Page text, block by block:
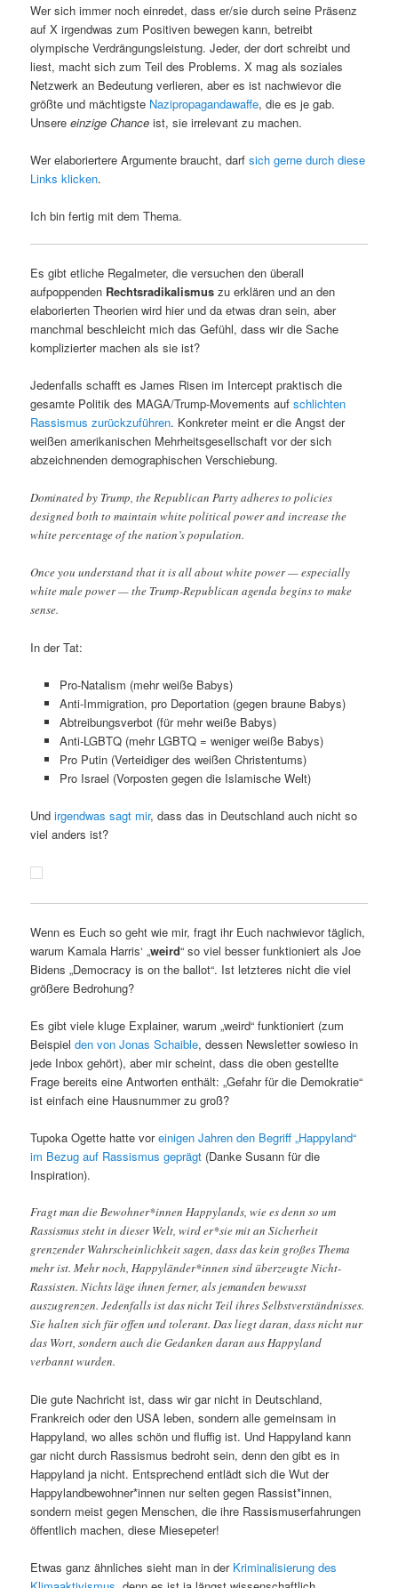
Wer sich immer noch einredet, dass er/sie durch seine Präsenz
auf X irgendwas zum Positiven bewegen kann, betreibt
olympische Verdrängungsleistung. Jeder, der dort schreibt und
liest, macht sich zum Teil des Problems. X mag als soziales
Netzwerk an Bedeutung verlieren, aber es ist nachwievor die
größte und mächtigste Nazipropagandawaffe, die es je gab.
Unsereeinzige Chance ist, sie irrelevant zu machen.
Wer elaboriertere Argumente braucht, darfsich gerne durch diese
Links klicken.
Ich bin fertig mit dem Thema.
Es gibt etliche Regalmeter, die versuchen den überall
aufpoppenden Rechtsradikalismus zu erklären und an den
elaborierten Theorien wird hier und da etwas dran sein, aber
manchmal beschleicht mich das Gefühl, dass wir die Sache
komplizierter machen als sie ist?
Jedenfalls schafft es James Risen im Intercept praktisch die
gesamte Politik des MAGA/Trump-Movements aufschlichten
Rassismus zurückzuführen. Konkreter meint er die Angst der
weißen amerikanischen Mehrheitsgesellschaft vor der sich
abzeichnenden demographischen Verschiebung.
Dominated by Trump, the Republican Party adheres to policies
designed both to maintain white political power and increase the
white percentage of the nation’s population.
Once you understand that it is all about white power — especially
white male power — the Trump-Republican agenda begins to make
sense.
In der Tat:
Pro-Natalism (mehr weiße Babys)
Anti-Immigration, pro Deportation (gegen braune Babys)
Abtreibungsverbot (für mehr weiße Babys)
Anti-LGBTQ (mehr LGBTQ = weniger weiße Babys)
Pro Putin (Verteidiger des weißen Christentums)
Pro Israel (Vorposten gegen die Islamische Welt)
Undirgendwas sagt mir, dass das in Deutschland auch nicht so
viel anders ist?
Wenn es Euch so geht wie mir, fragt ihr Euch nachwievor täglich,
warum Kamala Harris‘ „weird“ so viel besser funktioniert als Joe
Bidens „Democracy is on the ballot“. Ist letzteres nicht die viel
größere Bedrohung?
Es gibt viele kluge Explainer, warum „weird“ funktioniert (zum
Beispielden von Jonas Schaible, dessen Newsletter sowieso in
jede Inbox gehört), aber mir scheint, dass die oben gestellte
Frage bereits eine Antworten enthält: „Gefahr für die Demokratie“
ist einfach eine Hausnummer zu groß?
Tupoka Ogette hatte voreinigen Jahren den Begriff „Happyland“
im Bezug auf Rassismus geprägt (Danke Susann für die
Inspiration).
Fragt man die Bewohner*innen Happylands, wie es denn so um
Rassismus steht in dieser Welt, wird er*sie mit an Sicherheit
grenzender Wahrscheinlichkeit sagen, dass das kein großes Thema
mehr ist. Mehr noch, Happyländer*innen sind überzeugte Nicht-
Rassisten. Nichts läge ihnen ferner, als jemanden bewusst
auszugrenzen. Jedenfalls ist das nicht Teil ihres Selbstverständnisses.
Sie halten sich für offen und tolerant. Das liegt daran, dass nicht nur
das Wort, sondern auch die Gedanken daran aus Happyland
verbannt wurden.
Die gute Nachricht ist, dass wir gar nicht in Deutschland,
Frankreich oder den USA leben, sondern alle gemeinsam in
Happyland, wo alles schön und fluffig ist. Und Happyland kann
gar nicht durch Rassismus bedroht sein, denn den gibt es in
Happyland ja nicht. Entsprechend entlädt sich die Wut der
Happylandbewohner*innen nur selten gegen Rassist*innen,
sondern meist gegen Menschen, die ihre Rassismuserfahrungen
öffentlich machen, diese Miesepeter!
Etwas ganz ähnliches sieht man in der Kriminalisierung des